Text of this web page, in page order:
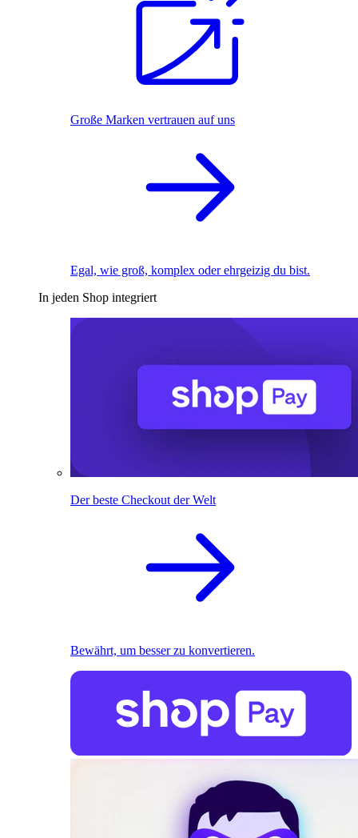
Große Marken vertrauen auf uns
Egal, wie groß, komplex oder ehrgeizig du bist.
In jeden Shop integriert
Der beste Checkout der Welt
Bewährt, um besser zu konvertieren.